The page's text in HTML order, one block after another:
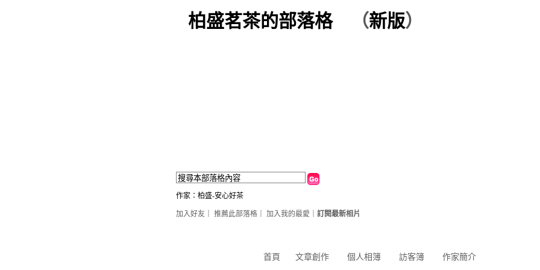
柏盛茗茶的部落格（新版）
首頁 文章創作 個人相簿 訪客簿 作家簡介
加入好友 推薦此部落格 加入我的最愛 訂閱最新相片
作家：柏盛-安心好茶